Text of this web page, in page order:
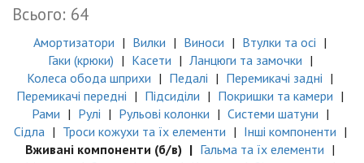
Всього: 64
Амортизатори Вилки Виноси
Втулки та осі
Гаки (крюки)
Касети
Ланцюги та замочки
Колеса обода шприхи
Педалі
Перемикачі задні
Перемикачі передні
Підсиділи
Покришки та камери
Рами
Рулі Рульові колонки
Системи шатуни
Сідла
Троси кожухи та їх елементи
Інші компоненти
Вживані компоненти (б/в)
Гальма та їх елементи